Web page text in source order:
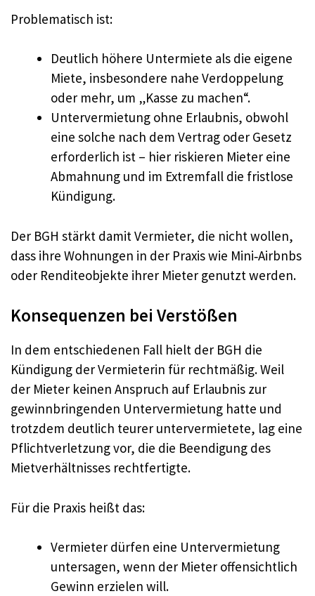
Problematisch ist:
Deutlich höhere Untermiete als die eigene
Miete, insbesondere nahe Verdoppelung
oder mehr, um „Kasse zu machen“.
Untervermietung ohne Erlaubnis, obwohl
eine solche nach dem Vertrag oder Gesetz
erforderlich ist – hier riskieren Mieter eine
Abmahnung und im Extremfall die fristlose
Kündigung.
Der BGH stärkt damit Vermieter, die nicht wollen,
dass ihre Wohnungen in der Praxis wie Mini‑Airbnbs
oder Renditeobjekte ihrer Mieter genutzt werden.
Konsequenzen bei Verstößen
In dem entschiedenen Fall hielt der BGH die
Kündigung der Vermieterin für rechtmäßig. Weil
der Mieter keinen Anspruch auf Erlaubnis zur
gewinnbringenden Untervermietung hatte und
trotzdem deutlich teurer untervermietete, lag eine
Pflichtverletzung vor, die die Beendigung des
Mietverhältnisses rechtfertigte.
Für die Praxis heißt das:
Vermieter dürfen eine Untervermietung
untersagen, wenn der Mieter offensichtlich
Gewinn erzielen will.